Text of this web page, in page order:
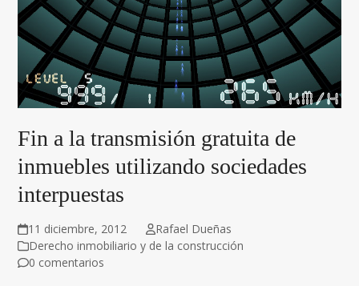
Fin a la transmisión gratuita de
inmuebles utilizando sociedades
interpuestas
11 diciembre, 2012
Rafael Dueñas
Derecho inmobiliario y de la construcción
0 comentarios